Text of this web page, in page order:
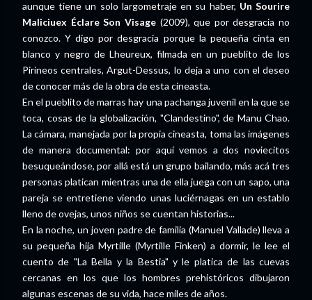
aunque tiene un solo largometraje en su haber, Un Sourire
Maliciuex Éclare Son Visage(2009), que por desgracia no
conozco. Y digo por desgracia porque la pequeña cinta en
blanco y negro de Lheureux, filmada en un pueblito de los
Pirineos centrales, Argut-Dessus, lo deja a uno con el deseo
de conocer más de la obra de esta cineasta.
En el pueblito de marras hay una pachanga juvenil en la que se
toca, cosas de la globalización, "Clandestino", de Manu Chao.
La cámara, manejada por la propia cineasta, toma las imágenes
de manera documental: por aquí vemos a dos noviecitos
besuqueándose, por allá está un grupo bailando, más acá tres
personas platican mientras una de ella juega con un sapo, una
pareja se entretiene viendo unas luciérnagas en un establo
lleno de ovejas, unos niños se cuentan historias...
En la noche, un joven padre de familia (Manuel Vallade) lleva a
su pequeña hija Myrtille (Myrtille Finken) a dormir, le lee el
cuento de "La Bella y la Bestia" y le platica de las cuevas
cercanas en los que los hombres prehistóricos dibujaron
algunas escenas de su vida, hace miles de años.